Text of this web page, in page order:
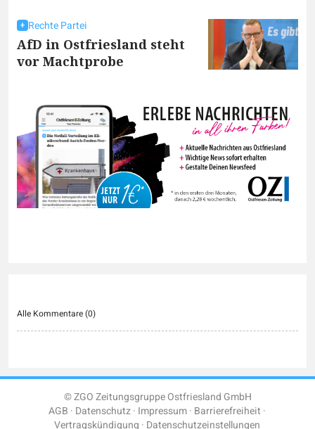
Rechte Partei
AfD in Ostfriesland steht
vor Machtprobe
Alle Kommentare (0)
© ZGO Zeitungsgruppe Ostfriesland GmbH
AGB Datenschutz Impressum Barrierefreiheit
Vertragskündigung Datenschutzeinstellungen